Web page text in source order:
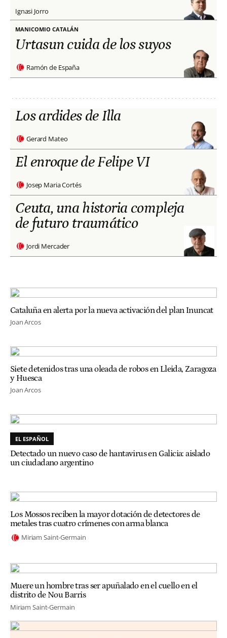
Ignasi Jorro
MANICOMIO CATALÁN
Urtasun cuida de los suyos
Ramón de España
Los ardides de Illa
Gerard Mateo
El enroque de Felipe VI
Josep Maria Cortés
Ceuta, una historia compleja
de futuro traumático
Jordi Mercader
Cataluña en alerta por la nueva activación del plan Inuncat
Joan Arcos
Siete detenidos tras una oleada de robos en Lleida, Zaragoza
y Huesca
Joan Arcos
EL ESPAÑOL
Detectado un nuevo caso de hantavirus en Galicia: aislado
un ciudadano argentino
Los Mossos reciben la mayor dotación de detectores de
metales tras cuatro crímenes con arma blanca
Miriam Saint-Germain
Muere un hombre tras ser apuñalado en el cuello en el
distrito de Nou Barris
Miriam Saint-Germain